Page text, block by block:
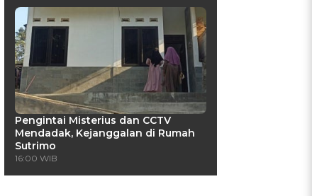
Pengintai Misterius dan CCTV
Mendadak, Kejanggalan di Rumah
Sutrimo
16:00 WIB